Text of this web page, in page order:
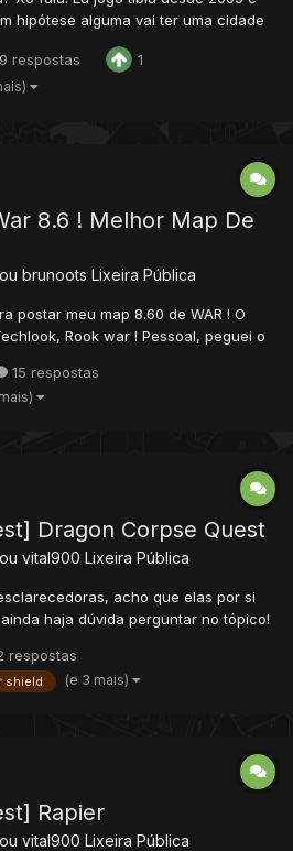
hipótese alguma vai ter uma cidade
boa. Eu fico perdido em criar
eu sei algumas fézes... Pa...
9 respostas 1
8.6 ! Melhor Map De
brunoots Lixeira Pública
postar meu map 8.60 de WAR ! O
Rook war ! Pessoal, peguei o
War !! Map: Rook war,
? -- Fo...
15 respostas
Dragon Corpse Quest
vital900 Lixeira Pública
acho que elas por si
haja dúvida perguntar no tópico!
respostas
shield (e 3 mais)
Rapier
vital900 Lixeira Pública